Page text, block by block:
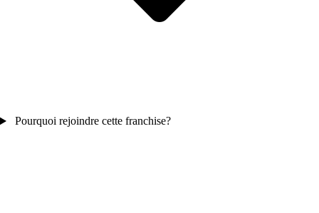
Pourquoi rejoindre cette franchise?